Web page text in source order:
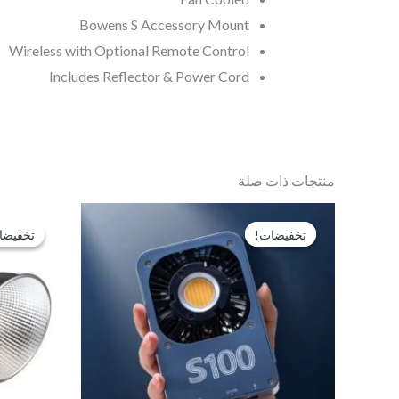
Bowens S Accessory Mount
Wireless with Optional Remote Control
Includes Reflector & Power Cord
منتجات ذات صلة
تخفيضات!
تخفيضات!
هو:
EGP5,000.
EGP3,750.